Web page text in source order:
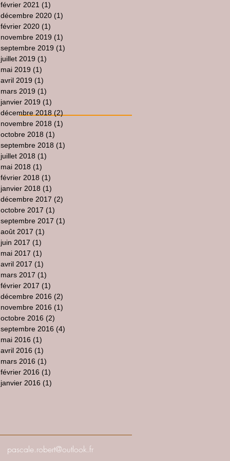
février 2021 (1)
décembre 2020 (1)
février 2020 (1)
novembre 2019 (1)
septembre 2019 (1)
juillet 2019 (1)
mai 2019 (1)
avril 2019 (1)
mars 2019 (1)
janvier 2019 (1)
décembre 2018 (2)
novembre 2018 (1)
octobre 2018 (1)
septembre 2018 (1)
juillet 2018 (1)
mai 2018 (1)
février 2018 (1)
janvier 2018 (1)
décembre 2017 (2)
octobre 2017 (1)
septembre 2017 (1)
août 2017 (1)
juin 2017 (1)
mai 2017 (1)
avril 2017 (1)
mars 2017 (1)
février 2017 (1)
décembre 2016 (2)
novembre 2016 (1)
octobre 2016 (2)
septembre 2016 (4)
mai 2016 (1)
avril 2016 (1)
mars 2016 (1)
février 2016 (1)
janvier 2016 (1)
pascale.robert@outlook.fr